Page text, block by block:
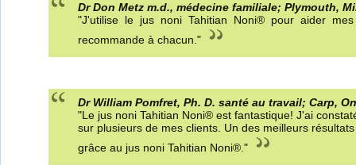
Dr Don Metz m.d., médecine familiale; Plymouth,
"J'utilise le jus noni Tahitian Noni® pour aider
recommande à chacun."
Dr William Pomfret, Ph. D. santé au travail; Carp,
"Le jus noni Tahitian Noni® est fantastique! J'ai
sur plusieurs de mes clients. Un des meilleurs
grâce au jus noni Tahitian Noni®."